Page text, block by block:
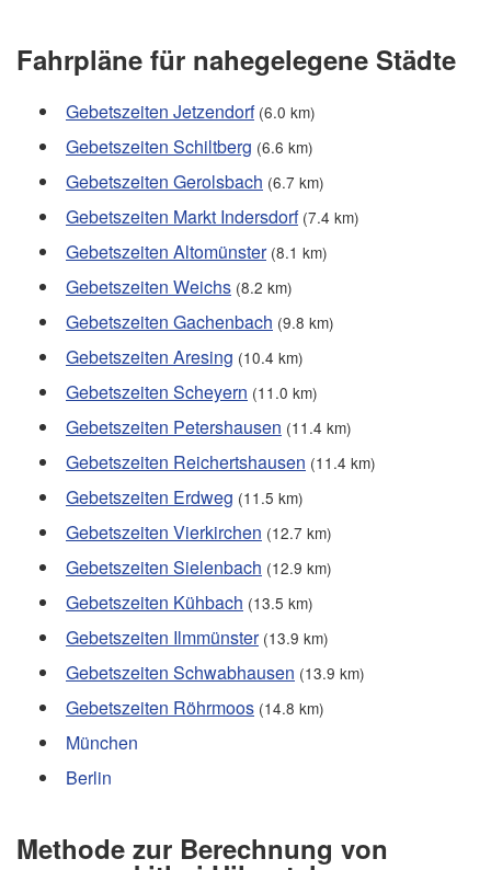
Fahrpläne für nahegelegene Städte
Gebetszeiten Jetzendorf (6.0 km)
Gebetszeiten Schiltberg (6.6 km)
Gebetszeiten Gerolsbach (6.7 km)
Gebetszeiten Markt Indersdorf (7.4 km)
Gebetszeiten Altomünster (8.1 km)
Gebetszeiten Weichs (8.2 km)
Gebetszeiten Gachenbach (9.8 km)
Gebetszeiten Aresing (10.4 km)
Gebetszeiten Scheyern (11.0 km)
Gebetszeiten Petershausen (11.4 km)
Gebetszeiten Reichertshausen (11.4 km)
Gebetszeiten Erdweg (11.5 km)
Gebetszeiten Vierkirchen (12.7 km)
Gebetszeiten Sielenbach (12.9 km)
Gebetszeiten Kühbach (13.5 km)
Gebetszeiten Ilmmünster (13.9 km)
Gebetszeiten Schwabhausen (13.9 km)
Gebetszeiten Röhrmoos (14.8 km)
München
Berlin
Methode zur Berechnung von